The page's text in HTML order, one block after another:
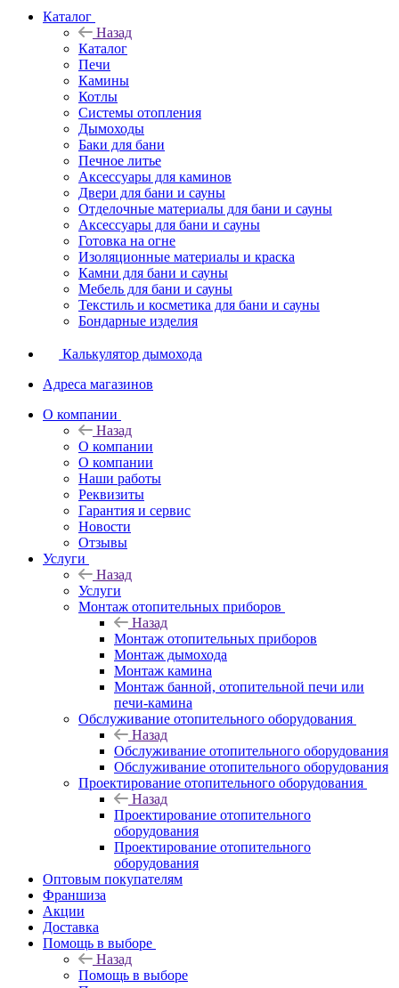
Каталог
Назад
Каталог
Печи
Камины
Котлы
Системы отопления
Дымоходы
Баки для бани
Печное литье
Аксессуары для каминов
Двери для бани и сауны
Отделочные материалы для бани и сауны
Аксессуары для бани и сауны
Готовка на огне
Изоляционные материалы и краска
Камни для бани и сауны
Мебель для бани и сауны
Текстиль и косметика для бани и сауны
Бондарные изделия
Калькулятор дымохода
Адреса магазинов
O компании
Назад
O компании
О компании
Наши работы
Реквизиты
Гарантия и сервис
Новости
Отзывы
Услуги
Назад
Услуги
Монтаж отопительных приборов
Назад
Монтаж отопительных приборов
Монтаж дымохода
Монтаж камина
Монтаж банной, отопительной печи или
печи-камина
Обслуживание отопительного оборудования
Назад
Обслуживание отопительного оборудования
Обслуживание отопительного оборудования
Проектирование отопительного оборудования
Назад
Проектирование отопительного
оборудования
Проектирование отопительного
оборудования
Оптовым покупателям
Франшиза
Акции
Доставка
Помощь в выборе
Назад
Помощь в выборе